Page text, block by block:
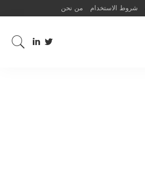
شروط الاستخدام من نحن